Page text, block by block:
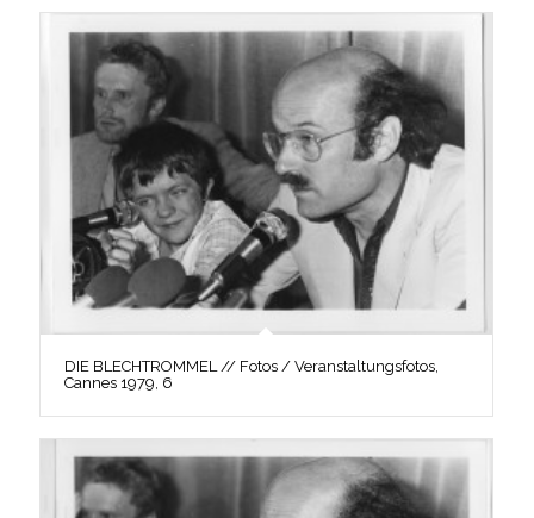
DIE BLECHTROMMEL // Fotos / Veranstaltungsfotos,
Cannes 1979, 6